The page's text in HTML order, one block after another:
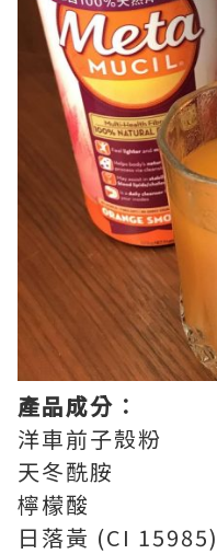
產品成分︰
洋車前子殼粉
天冬酰胺
檸檬酸
日落黃 (CI 15985)